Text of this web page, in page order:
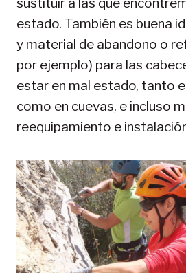
sustituir a las que
estado. También es buena
y material de abandono o
por ejemplo) para las
estar en mal estado, tanto
como en cuevas, e incluso
reequipamiento e